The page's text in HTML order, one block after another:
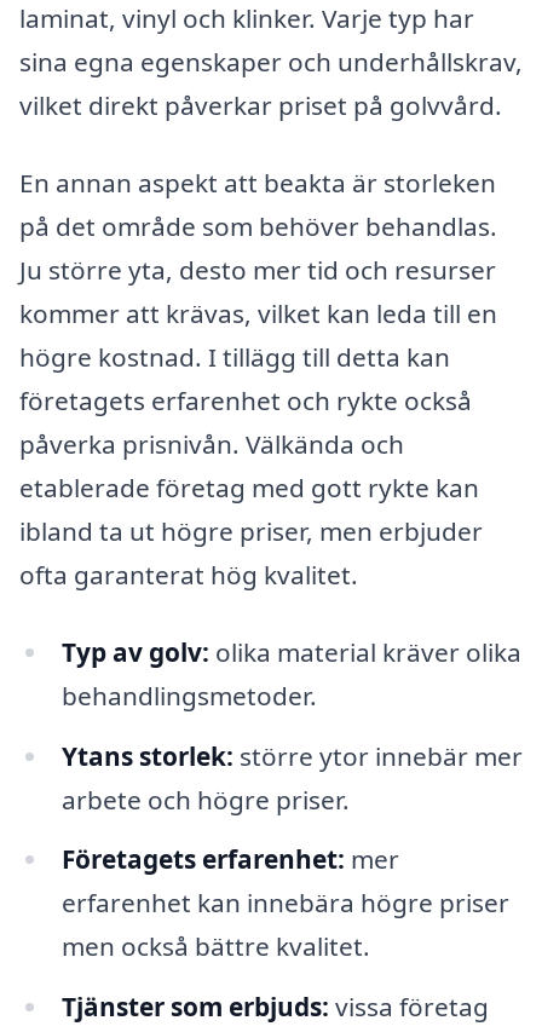
laminat, vinyl och klinker. Varje typ har
sina egna egenskaper och underhållskrav,
vilket direkt påverkar priset på golvvård.
En annan aspekt att beakta är storleken
på det område som behöver behandlas.
Ju större yta, desto mer tid och resurser
kommer att krävas, vilket kan leda till en
högre kostnad. I tillägg till detta kan
företagets erfarenhet och rykte också
påverka prisnivån. Välkända och
etablerade företag med gott rykte kan
ibland ta ut högre priser, men erbjuder
ofta garanterat hög kvalitet.
Typ av golv: olika material kräver olika
behandlingsmetoder.
Ytans storlek: större ytor innebär mer
arbete och högre priser.
Företagets erfarenhet: mer
erfarenhet kan innebära högre priser
men också bättre kvalitet.
Tjänster som erbjuds: vissa företag